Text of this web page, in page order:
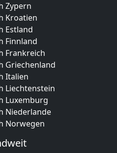
Zypern
Kroatien
Estland
Finnland
Frankreich
Griechenland
Italien
Liechtenstein
Luxemburg
Niederlande
Norwegen